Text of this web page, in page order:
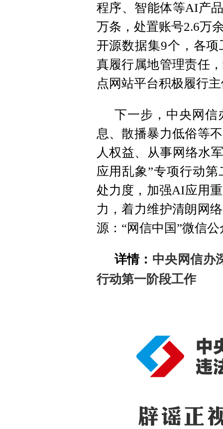
程序、智能体等AI产
万条，处置账号2.6万
开源数据集9个，各
真履行属地管理责任
点网站平台积极履行
下一步，中央网信
息、散播暴力低俗等
人权益、从事网络水
应用乱象”专项行动
处力度，加强AI应用
力，着力维护清朗网
源：“网信中国”微信
详情： 中央网信办
行动第一阶段工作